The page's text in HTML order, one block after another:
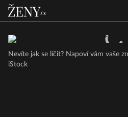
Nevíte jak se líčit? Napoví vám vaše
iStock